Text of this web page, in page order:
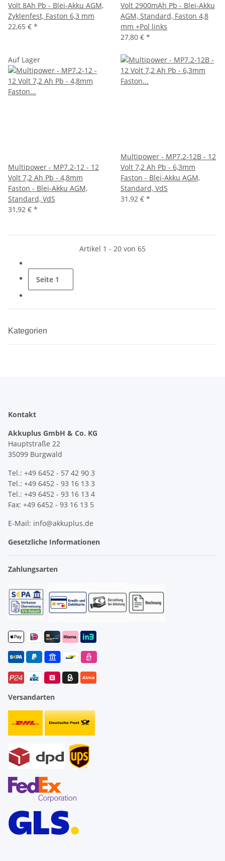
Volt 8Ah Pb - Blei-Akku AGM,
Zyklenfest, Faston 6,3 mm
22,65 € *
Volt 2900mAh Pb - Blei-Akku
AGM, Standard, Faston 4,8
mm +Pol links
27,80 € *
Auf Lager
Multipower - MP7.2-12 - 12
Volt 7,2 Ah Pb - 4,8mm
Faston - Blei-Akku AGM,
Standard, VdS
31,92 € *
Multipower - MP7.2-12B - 12
Volt 7,2 Ah Pb - 6,3mm
Faston - Blei-Akku AGM,
Standard, VdS
31,92 € *
Artikel 1 - 20 von 65
Seite 1
Kategorien
Kontakt
Akkuplus GmbH & Co. KG
Hauptstraße 22
35099 Burgwald
Tel.: +49 6452 - 57 42 90 3
Tel.: +49 6452 - 93 16 13 3
Tel.: +49 6452 - 93 16 13 4
Fax: +49 6452 - 93 16 13 5
E-Mail: info@akkuplus.de
Gesetzliche Informationen
Zahlungsarten
Versandarten